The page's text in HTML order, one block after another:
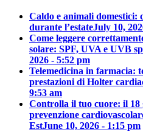
Caldo e animali domestici:
durante l’estateJuly 10,
Come leggere
solare: SPF, UVA e UVB
2026 - 5:52 pm
Telemedicina in farmacia:
prestazioni di Holter
9:53 am
Controlla il tuo cuore: il
prevenzione
EstJune 10, 2026 - 1:15 pm